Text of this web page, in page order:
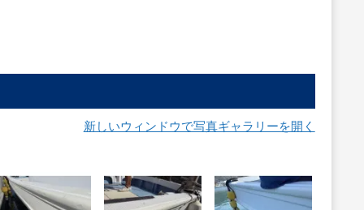
新しいウィンドウで写真ギャラリーを開く